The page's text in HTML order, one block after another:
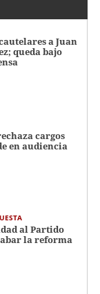
a Juan
queda bajo
cargos
en audiencia
al Partido
la reforma